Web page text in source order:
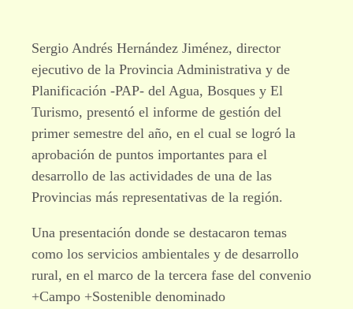
Sergio Andrés Hernández Jiménez, director
ejecutivo de la Provincia Administrativa y de
Planificación -PAP- del Agua, Bosques y El
Turismo, presentó el informe de gestión del
primer semestre del año, en el cual se logró la
aprobación de puntos importantes para el
desarrollo de las actividades de una de las
Provincias más representativas de la región.
Una presentación donde se destacaron temas
como los servicios ambientales y de desarrollo
rural, en el marco de la tercera fase del convenio
+Campo +Sostenible denominado